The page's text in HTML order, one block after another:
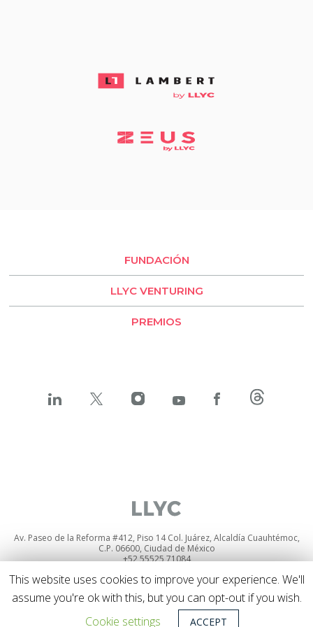
FUNDACIÓN
LLYC VENTURING
PREMIOS
Av. Paseo de la Reforma #412, Piso 14 Col. Juárez, Alcaldía Cuauhtémoc,
C.P. 06600, Ciudad de México
+52 55525 71084
Política de privacidad
Política de privacidad sobre Social media listening
© 2026 Todos los derechos reservados
This website uses cookies to improve your experience. We'll
assume you're ok with this, but you can opt-out if you wish.
Cookie settings
ACCEPT